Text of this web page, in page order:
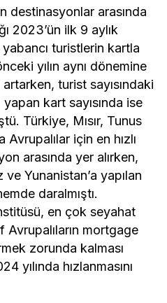
destinasyonlar arasında
2023’ün ilk 9 aylık
turistlerin kartla
yılın aynı dönemine
turist sayısındaki
kart sayısında ise
Türkiye, Mısır, Tunus
için en hızlı
arasında yer alırken,
Yunanistan’a yapılan
daralmıştı.
en çok seyahat
Avrupalıların mortgage
zorunda kalması
yılında hızlanmasını